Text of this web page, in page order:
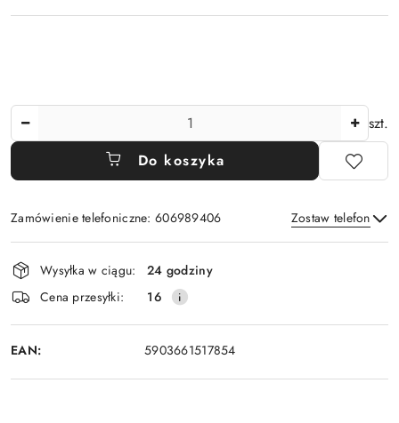
szt.
Do koszyka
Zamówienie telefoniczne: 606989406 Zostaw telefon
Wyślij
Dostępność
i
dostawa
Wysyłka w ciągu:
24 godziny
Cena przesyłki:
16
EAN: 5903661517854